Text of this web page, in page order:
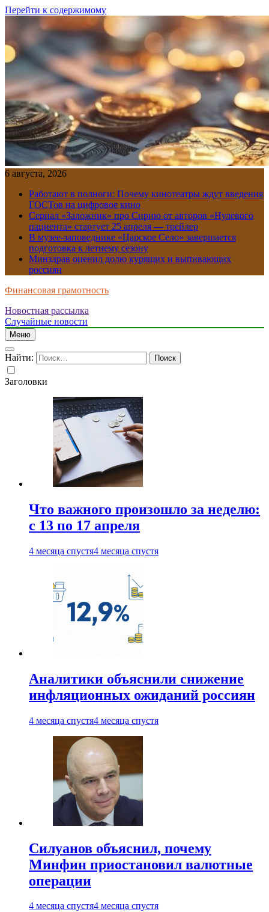
Перейти к содержимому
6 августа, 2026
Работают в полноги: Почему кинотеатры ждут введения
ГОСТов на цифровое кино
Сериал «Заложник» про Сирию от авторов «Нулевого
пациента» стартует 25 апреля — трейлер
В музее-заповеднике «Царское Село» завершается
подготовка к летнему сезону
Минздрав оценил долю курящих и выпивающих
россиян
Финансовая грамотность
Новостная рассылка
Случайные новости
Меню
Найти:
Заголовки
Что важного произошло за неделю:
с 13 по 17 апреля
4 месяца спустя4 месяца спустя
Аналитики объяснили снижение
инфляционных ожиданий россиян
4 месяца спустя4 месяца спустя
Силуанов объяснил, почему
Минфин приостановил валютные
операции
4 месяца спустя4 месяца спустя